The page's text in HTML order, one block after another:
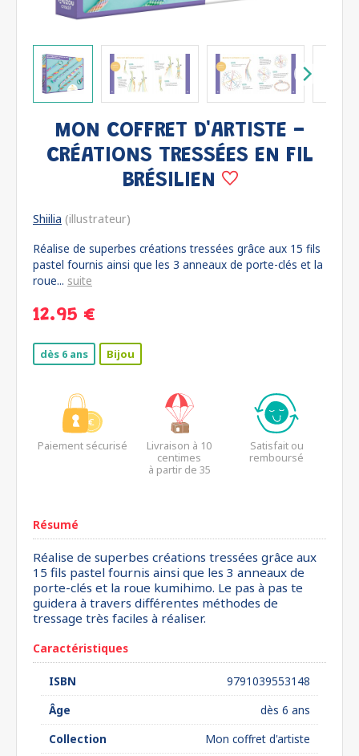
MON COFFRET D'ARTISTE -
CRÉATIONS TRESSÉES EN FIL
BRÉSILIEN
Shiilia (illustrateur)
Réalise de superbes créations tressées grâce aux 15 fils
pastel fournis ainsi que les 3 anneaux de porte-clés et la
roue... suite
12.95 €
dès 6 ans Bijou
Paiement sécurisé
Livraison à 10
centimes
à partir de 35
Satisfait ou
remboursé
Résumé
Réalise de superbes créations tressées grâce aux
15 fils pastel fournis ainsi que les 3 anneaux de
porte-clés et la roue kumihimo. Le pas à pas te
guidera à travers différentes méthodes de
tressage très faciles à réaliser.
Caractéristiques
ISBN
9791039553148
Âge
dès 6 ans
Collection
Mon coffret d'artiste